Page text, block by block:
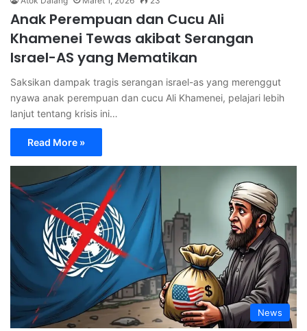
Anak Perempuan dan Cucu Ali
Khamenei Tewas akibat Serangan
Israel-AS yang Mematikan
Saksikan dampak tragis serangan israel-as yang merenggut
nyawa anak perempuan dan cucu Ali Khamenei, pelajari lebih
lanjut tentang krisis ini…
Read More »
News